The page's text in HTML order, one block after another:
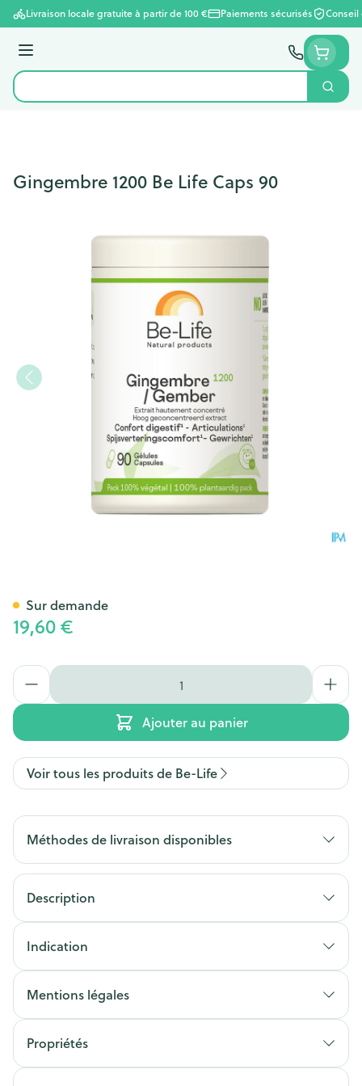
Aller au contenu
Livraison locale gratuite à partir de 100 € Paiements sécurisés
Menu
Rechercher
Gingembre 1200 Be Life Caps 90
19,60 €
Quantité
Ajouter au panier
Sur demande
Voir tous les produits de Be-Life
Méthodes de livraison disponibles
Description
Indication
Mentions légales
Propriétés